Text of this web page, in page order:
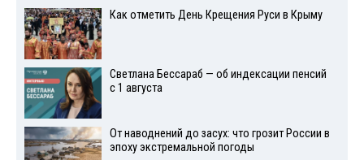
Как отметить День Крещения Руси в Крыму
Светлана Бессараб — об индексации пенсий
с 1 августа
От наводнений до засух: что грозит России в
эпоху экстремальной погоды